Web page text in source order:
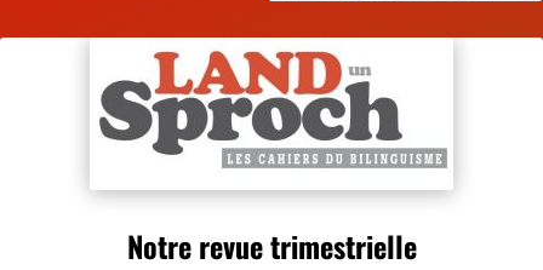
Notre revue trimestrielle